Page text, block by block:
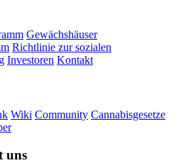
Gewächshäuser
Richtlinie zur sozialen
Investoren Kontakt
Wiki Community Cannabisgesetze
uns